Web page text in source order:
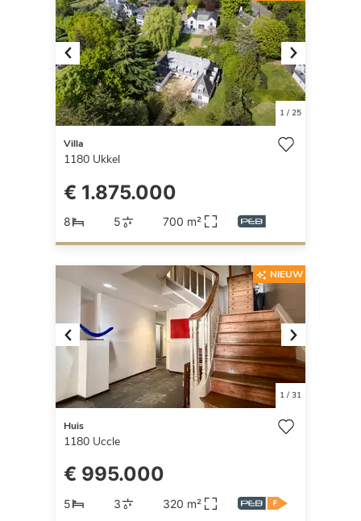
Previous Next
1/ 25
Villa
1180 Ukkel
€ 1.875.000
8 5 700 m²
Previous Next
1/ 31
NIEUW
Huis
1180 Uccle
€ 995.000
5 3 320 m²